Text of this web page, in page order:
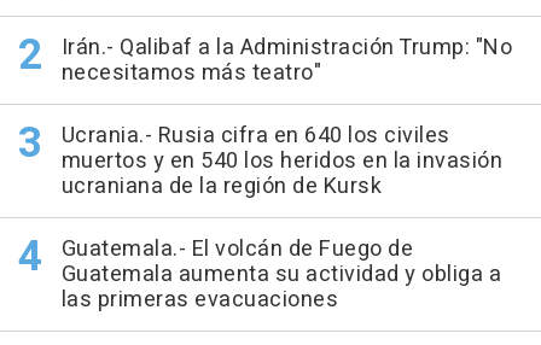
Irán.- Qalibaf a la Administración Trump: "No
necesitamos más teatro"
Ucrania.- Rusia cifra en 640 los civiles
muertos y en 540 los heridos en la invasión
ucraniana de la región de Kursk
Guatemala.- El volcán de Fuego de
Guatemala aumenta su actividad y obliga a
las primeras evacuaciones